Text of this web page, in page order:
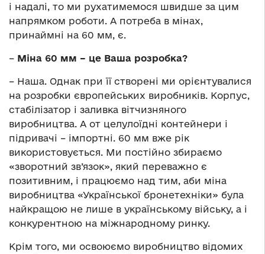
і надалі, то ми рухатимемося швидше за цим
напрямком роботи. А потреба в мінах,
принаймні на 60 мм, є.
– Міна 60 мм – це Ваша розробка?
– Наша. Однак при її створені ми орієнтувалися
на розробки європейських виробників. Корпус,
стабілізатор і заливка вітчизняного
виробництва. А от целулоїдні контейнери і
підривачі – імпортні. 60 мм вже рік
використовується. Ми постійно збираємо
«зворотний зв’язок», який переважно є
позитивним, і працюємо над тим, аби міна
виробництва «Української бронетехніки» була
найкращою не лише в українському війську, а і
конкурентною на міжнародному ринку.
Крім того, ми освоюємо виробництво відомих